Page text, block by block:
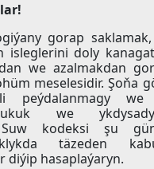
gorap
isleglerini doly
we azalmakdan
meselesidir. Şoňa
peýdalanmagy we
we
Suw kodeksi şu
täzeden
diýip hasaplaýaryn.